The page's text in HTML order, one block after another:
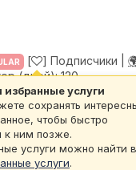
[ ] Подписчики |
(дней):120
услуги
сохранять
чтобы быстро
к ним позже.
услуги можно найти в
услуги.